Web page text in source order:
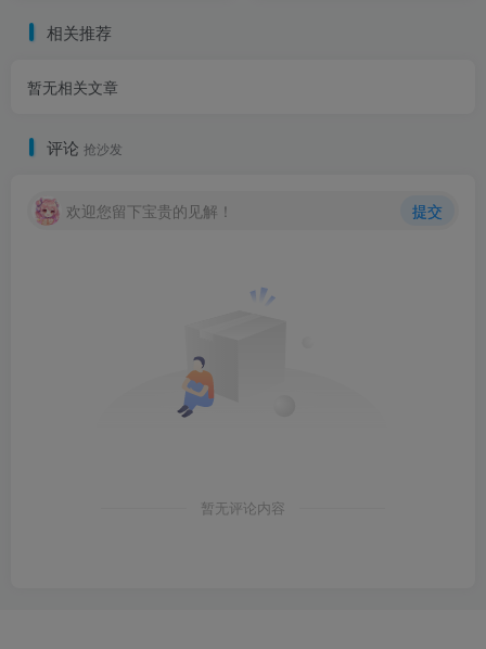
相关推荐
暂无相关文章
评论 抢沙发
欢迎您留下宝贵的见解！ 提交
暂无评论内容